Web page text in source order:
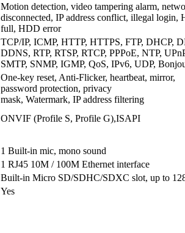
Motion detection, video tampering alarm,
disconnected, IP address conflict, illegal login,
full, HDD error
TCP/IP, ICMP, HTTP, HTTPS, FTP, DHCP,
DDNS, RTP, RTSP, RTCP, PPPoE, NTP,
SMTP, SNMP, IGMP, QoS, IPv6, UDP,
One-key reset, Anti-Flicker, heartbeat, mirror,
password protection, privacy
mask, Watermark, IP address filtering
ONVIF (Profile S, Profile G),ISAPI
1 Built-in mic, mono sound
1 RJ45 10M / 100M Ethernet interface
Built-in Micro SD/SDHC/SDXC slot, up to
Yes